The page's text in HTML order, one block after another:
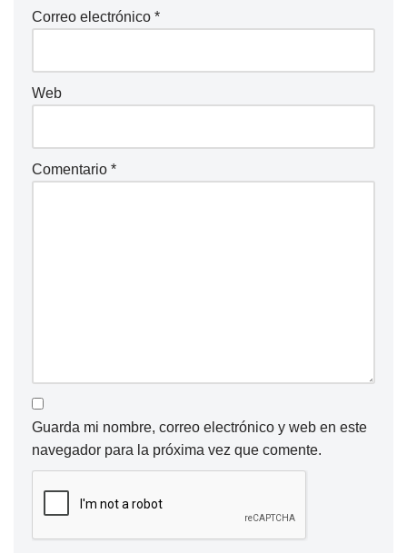
Correo electrónico *
Web
Comentario *
Guarda mi nombre, correo electrónico y web en este
navegador para la próxima vez que comente.